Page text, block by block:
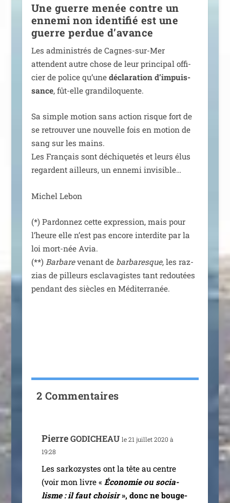
Une guerre menée contre un
ennemi non identifié est une
guerre perdue d’avance
Les admi­nis­trés de Cagnes-sur-Mer
attendent autre chose de leur prin­ci­pal offi­
cier de police qu’une décla­ra­tion d’im­puis­
sance, fût-elle grandiloquente.
Sa simple motion sans action risque fort de
se retrou­ver une nou­velle fois en motion de
sang sur les mains.
Les Français sont déchi­que­tés et leurs élus
regardent ailleurs, un enne­mi invisible…
Michel Lebon
(*) Pardonnez cette expres­sion, mais pour
l’heure elle n’est pas encore inter­dite par la
loi mort-née Avia.
(**) Barbarevenant de bar­ba­resque, les raz­
zias de pilleurs escla­va­gistes tant redou­tées
pen­dant des siècles en Méditerranée.
2 Commentaires
PierreGODICHEAU le 21 juillet 2020 à
19:28
Les sar­ko­zystes ont la tête au centre
(voir mon livre « Économie ou socia­
lisme : il faut choi­sir», donc ne bou­ge­